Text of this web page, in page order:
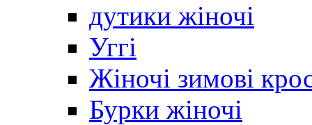
дутики жіночі
Уггі
Жіночі зимові
Бурки жіночі